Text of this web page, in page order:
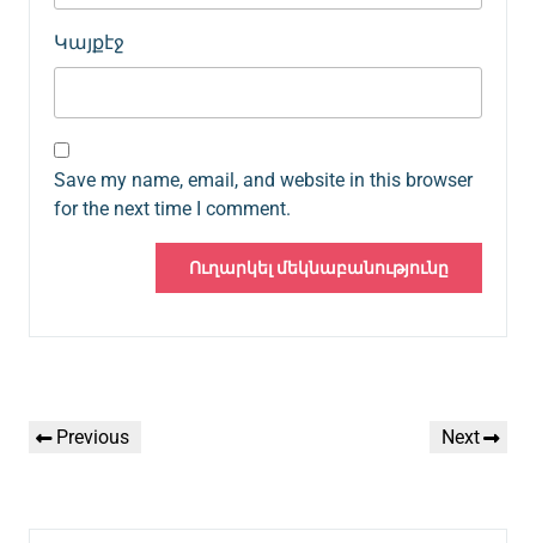
Կայքէջ
Save my name, email, and website in this browser
for the next time I comment.
նավարկումը
Previous
Previous
Next
Next